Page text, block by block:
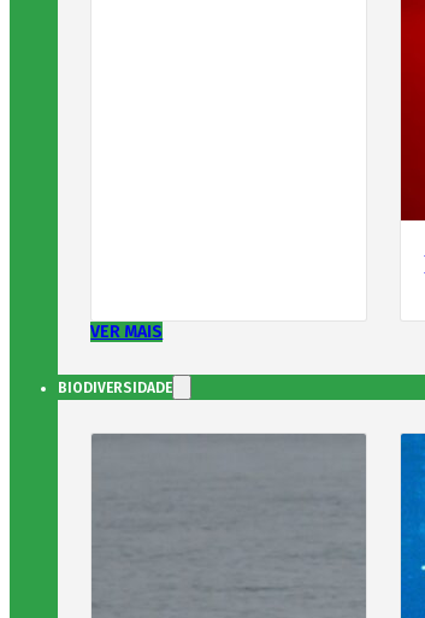
VER MAIS
BIODIVERSIDADE